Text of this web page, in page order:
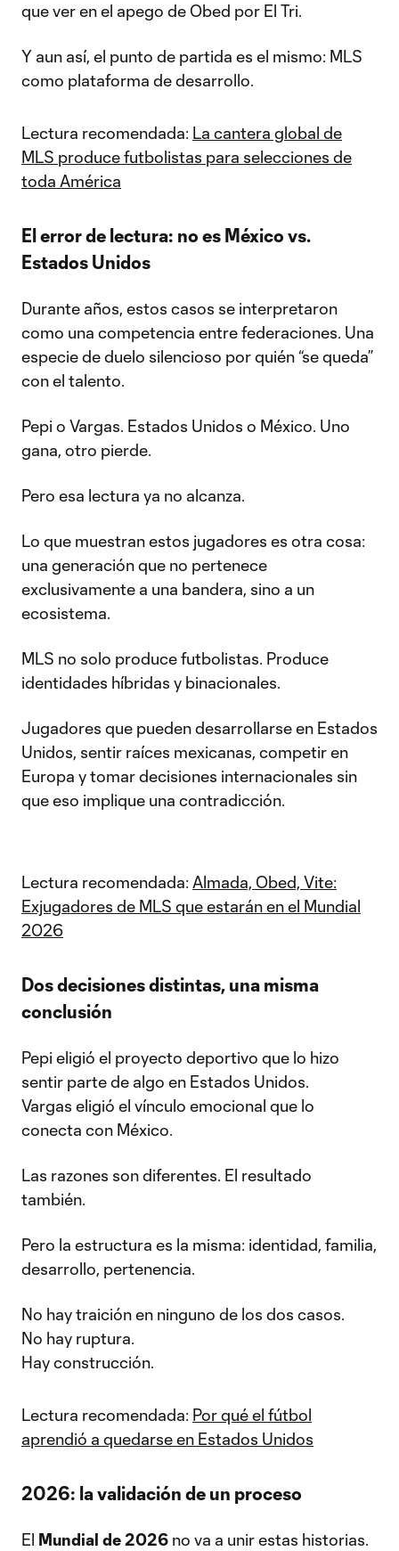
que ver en el apego de Obed por El Tri.
Y aun así, el punto de partida es el mismo: MLS
como plataforma de desarrollo.
Lectura recomendada: La cantera global de
MLS produce futbolistas para selecciones de
toda América
El error de lectura: no es México vs.
Estados Unidos
Durante años, estos casos se interpretaron
como una competencia entre federaciones. Una
especie de duelo silencioso por quién “se queda”
con el talento.
Pepi o Vargas. Estados Unidos o México. Uno
gana, otro pierde.
Pero esa lectura ya no alcanza.
Lo que muestran estos jugadores es otra cosa:
una generación que no pertenece
exclusivamente a una bandera, sino a un
ecosistema.
MLS no solo produce futbolistas. Produce
identidades híbridas y binacionales.
Jugadores que pueden desarrollarse en Estados
Unidos, sentir raíces mexicanas, competir en
Europa y tomar decisiones internacionales sin
que eso implique una contradicción.
Lectura recomendada: Almada, Obed, Vite:
Exjugadores de MLS que estarán en el Mundial
2026
Dos decisiones distintas, una misma
conclusión
Pepi eligió el proyecto deportivo que lo hizo
sentir parte de algo en Estados Unidos.
Vargas eligió el vínculo emocional que lo
conecta con México.
Las razones son diferentes. El resultado
también.
Pero la estructura es la misma: identidad, familia,
desarrollo, pertenencia.
No hay traición en ninguno de los dos casos.
No hay ruptura.
Hay construcción.
Lectura recomendada: Por qué el fútbol
aprendió a quedarse en Estados Unidos
2026: la validación de un proceso
El Mundial de 2026 no va a unir estas historias.